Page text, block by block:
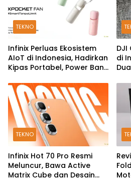
TEKNO
Infinix Perluas Ekosistem
AIoT di Indonesia, Hadirkan
Kipas Portabel, Power Bank
DJI
di
TEKNO
Infinix Hot 70 Pro Resmi
Meluncur, Bawa Active
Matrix Cube dan Desain